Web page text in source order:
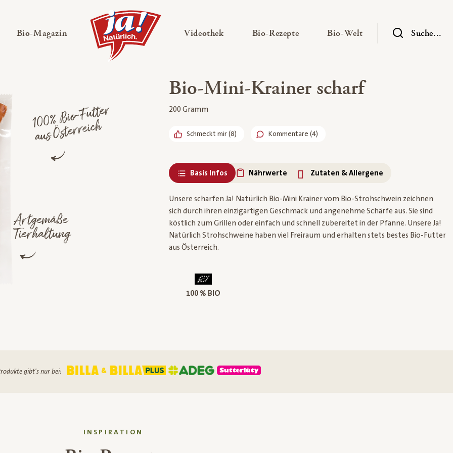
ausklappen
Bio-Magazin — Untermenü ausklappen Videothek— Untermenü ausklappen
Bio-Rezepte— Untermenü ausklappen
Bio-Welt — UntermenüSuche...
1
0
0
%
Bio-
F
utter
a
us
Österreic
h
Artgemäße
Tierhaltung
Bio-Mini-Krainer scharf
200 Gramm
Schmeckt mir(8) Kommentare (4)
Basis Infos Nährwerte Zutaten & Allergene
Unsere scharfen Ja! Natürlich Bio-Mini Krainer vom Bio-Strohschwein zeichnen
sich durch ihren einzigartigen Geschmack und angenehme Schärfe aus. Sie sind
köstlich zum Grillen oder einfach und schnell zubereitet in der Pfanne. Unsere Ja!
Natürlich Strohschweine haben viel Freiraum und erhalten stets bestes Bio-Futter
aus Österreich.
100 % BIO
gibt's nur bei:
INSPIRATION